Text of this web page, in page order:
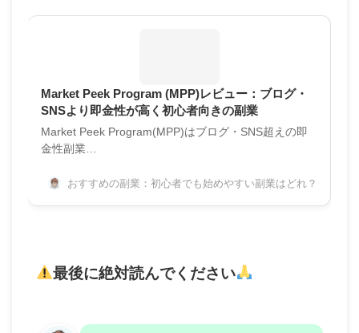
Market Peek Program (MPP)レビュー：ブログ・
SNSより即金性が高く初心者向きの副業
Market Peek Program(MPP)はブログ・SNS超えの即
金性副業…
おすすめの副業：初心者でも始めやすい副業はどれ？
最後に絶対読んでください